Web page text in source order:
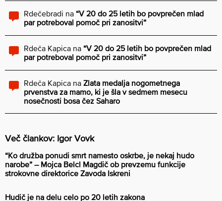
Rdečebradi na “V 20 do 25 letih bo povprečen mlad
par potreboval pomoč pri zanositvi”
Rdeča Kapica na “V 20 do 25 letih bo povprečen mlad
par potreboval pomoč pri zanositvi”
Rdeča Kapica na Zlata medalja nogometnega
prvenstva za mamo, ki je šla v sedmem mesecu
nosečnosti bosa čez Saharo
Več člankov: Igor Vovk
“Ko družba ponudi smrt namesto oskrbe, je nekaj hudo
narobe” – Mojca Belcl Magdič ob prevzemu funkcije
strokovne direktorice Zavoda Iskreni
Hudič je na delu celo po 20 letih zakona